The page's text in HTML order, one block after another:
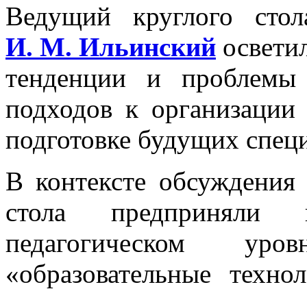
Ведущий круглого
И. М. Ильинский
тенденции и проблемы
подходов к организации
подготовке будущих
В контексте
стола
педагогическом
«образовательные